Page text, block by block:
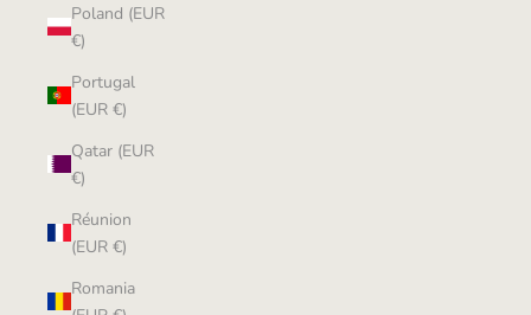
Poland (EUR
€)
Portugal
(EUR €)
Qatar (EUR
€)
Réunion
(EUR €)
Romania